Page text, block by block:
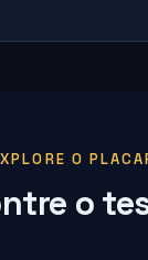
O
o